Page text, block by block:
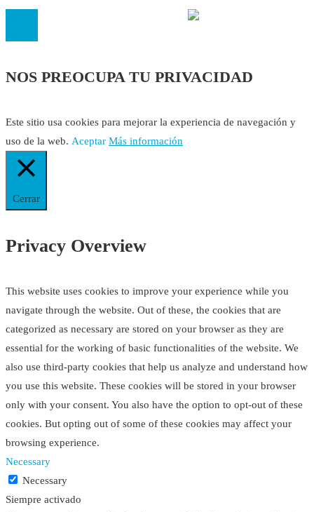
NOS PREOCUPA TU PRIVACIDAD
Este sitio usa cookies para mejorar la experiencia de navegación y
uso de la web. Aceptar Más información
Cerrar
Privacy Overview
This website uses cookies to improve your experience while you
navigate through the website. Out of these, the cookies that are
categorized as necessary are stored on your browser as they are
essential for the working of basic functionalities of the website. We
also use third-party cookies that help us analyze and understand how
you use this website. These cookies will be stored in your browser
only with your consent. You also have the option to opt-out of these
cookies. But opting out of some of these cookies may affect your
browsing experience.
Necessary
Necessary
Siempre activado